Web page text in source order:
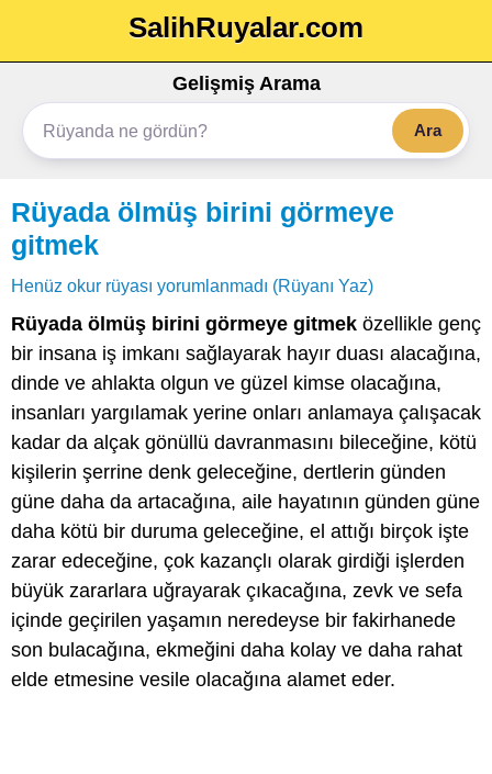
SalihRuyalar.com
Gelişmiş Arama
Ara
Rüyada ölmüş birini görmeye
gitmek
Henüz okur rüyası yorumlanmadı (Rüyanı Yaz)
Rüyada ölmüş birini görmeye gitmek özellikle genç
bir insana iş imkanı sağlayarak hayır duası alacağına,
dinde ve ahlakta olgun ve güzel kimse olacağına,
insanları yargılamak yerine onları anlamaya çalışacak
kadar da alçak gönüllü davranmasını bileceğine, kötü
kişilerin şerrine denk geleceğine, dertlerin günden
güne daha da artacağına, aile hayatının günden güne
daha kötü bir duruma geleceğine, el attığı birçok işte
zarar edeceğine, çok kazançlı olarak girdiği işlerden
büyük zararlara uğrayarak çıkacağına, zevk ve sefa
içinde geçirilen yaşamın neredeyse bir fakirhanede
son bulacağına, ekmeğini daha kolay ve daha rahat
elde etmesine vesile olacağına alamet eder.